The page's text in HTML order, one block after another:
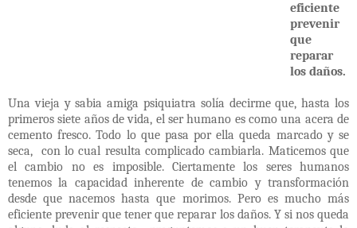
eficiente
prevenir
que
reparar
los daños.
Una vieja y sabia amiga psiquiatra solía decirme que, hasta los
primeros siete años de vida, el ser humano es como una acera de
cemento fresco. Todo lo que pasa por ella queda marcado y se
seca,
con lo cual resulta complicado cambiarla. Maticemos que
el cambio no es imposible. Ciertamente los seres humanos
tenemos la capacidad inherente de cambio y transformación
desde que nacemos hasta que morimos. Pero es mucho más
eficiente prevenir que tener que reparar los daños. Y si nos queda